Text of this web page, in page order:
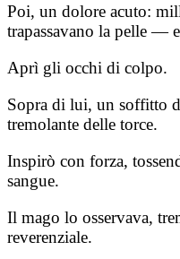
Poi, un dolore acuto:
trapassavano la pelle —
Aprì gli occhi di colpo.
Sopra di lui, un soffitto
tremolante delle torce.
Inspirò con forza,
sangue.
Il mago lo osservava,
reverenziale.